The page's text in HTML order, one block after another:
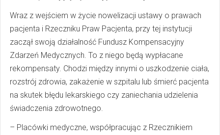
Wraz z wejściem w życie nowelizacji ustawy o prawach
pacjenta i Rzeczniku Praw Pacjenta, przy tej instytucji
zaczął swoją działalność Fundusz Kompensacyjny
Zdarzeń Medycznych. To z niego będą wypłacane
rekompensaty. Chodzi między innymi o uszkodzenie ciała,
rozstrój zdrowia, zakażenie w szpitalu lub śmierć pacjenta
na skutek błędu lekarskiego czy zaniechania udzielenia
świadczenia zdrowotnego.
– Placówki medyczne, współpracując z Rzecznikiem